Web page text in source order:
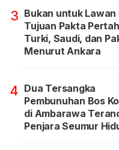
3 Bukan untuk Lawan
Tujuan Pakta
Turki, Saudi, dan
Menurut Ankara
4 Dua Tersangka
Pembunuhan Bos
di Ambarawa
Penjara Seumur